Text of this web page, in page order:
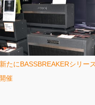
たにBASSBREAKERシリー
催